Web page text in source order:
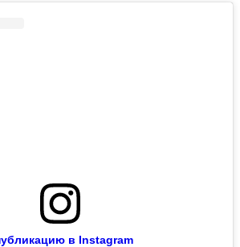
в Instagram